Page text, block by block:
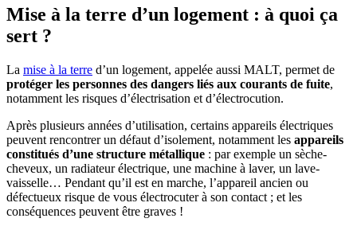
Mise à la terre d’un logement : à quoi ça
sert ?
La mise à la terre d’un logement, appelée aussi MALT, permet de
protéger les personnes des dangers liés aux courants de fuite,
notamment les risques d’électrisation et d’électrocution.
Après plusieurs années d’utilisation, certains appareils électriques
peuvent rencontrer un défaut d’isolement, notamment les appareils
constitués d’une structure métallique : par exemple un sèche-
cheveux, un radiateur électrique, une machine à laver, un lave-
vaisselle… Pendant qu’il est en marche, l’appareil ancien ou
défectueux risque de vous électrocuter à son contact ; et les
conséquences peuvent être graves !